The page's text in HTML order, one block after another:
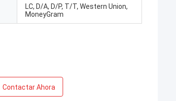
LC, D/A, D/P, T/T, Western Union,
MoneyGram
Contactar Ahora